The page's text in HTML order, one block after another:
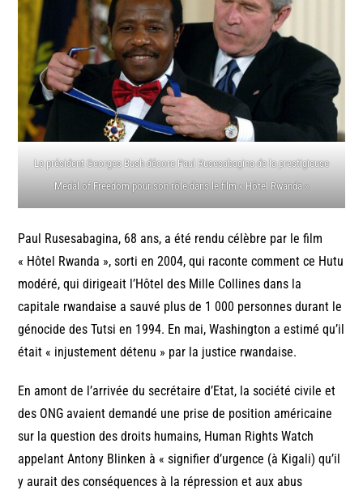
Le président Georges Bush décore Paul Rusesabagina de la prestigieuse
Medal of Freedom pour son rôle dans le film « Hôtel Rwanda »
Paul Rusesabagina, 68 ans, a été rendu célèbre par le film
« Hôtel Rwanda », sorti en 2004, qui raconte comment ce Hutu
modéré, qui dirigeait l’Hôtel des Mille Collines dans la
capitale rwandaise a sauvé plus de 1 000 personnes durant le
génocide des Tutsi en 1994. En mai, Washington a estimé qu’il
était « injustement détenu » par la justice rwandaise.
En amont de l’arrivée du secrétaire d’Etat, la société civile et
des ONG avaient demandé une prise de position américaine
sur la question des droits humains, Human Rights Watch
appelant Antony Blinken à « signifier d’urgence (à Kigali) qu’il
y aurait des conséquences à la répression et aux abus